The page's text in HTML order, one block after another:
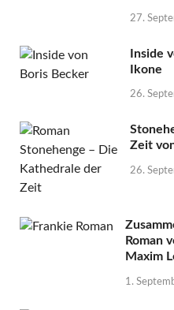
27.
Inside
Ikone
26.
Zeit
26.
Roman
Maxim
1.